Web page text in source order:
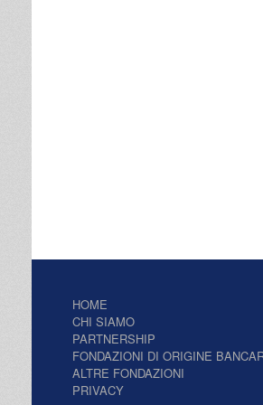
HOME
CHI SIAMO
PARTNERSHIP
FONDAZIONI DI ORIGINE
ALTRE FONDAZIONI
PRIVACY